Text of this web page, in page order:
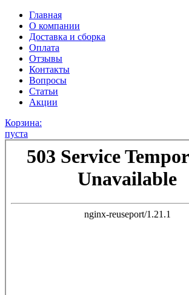
Главная
О компании
Доставка и сборка
Оплата
Отзывы
Контакты
Вопросы
Статьи
Акции
Корзина:
пуста